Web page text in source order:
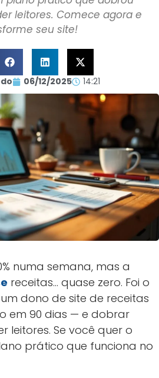
leitores. Comece agora e
seu site!
06/12/2025 14:21
numa semana, mas a
receitas… quase zero. Foi o
dono de site de receitas
em 90 dias — e dobrar
leitores. Se você quer o
prático que funciona no